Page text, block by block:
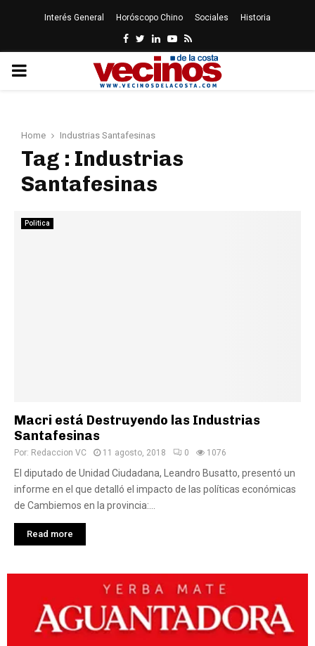
Interés General Horóscopo Chino Sociales Historia
Facebook
Twitter
LinkedinYoutube
Rss
PRIMARY
Home Industrias Santafesinas
Tag : Industrias
Santafesinas
Politica
Macri está Destruyendo las Industrias
Santafesinas
Por: Redaccion VC 11 agosto, 2018 0 1076
El diputado de Unidad Ciudadana, Leandro Busatto, presentó un
informe en el que detalló el impacto de las políticas económicas
de Cambiemos en la provincia:...
Read more